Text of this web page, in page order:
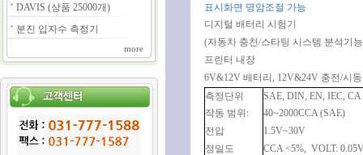
DAVIS (상품 25000개)
분진 입자수 측정기
more
표시화면 명암조절 가능
디지털 배터리 시험기
(자동차 충천/스타팅 시스템 분석기
프린터 내장
6V&12V 배터리, 12V&24V 충전/시
측정단위
SAE, DIN, EN, IEC, CA
작동 범위:
40~2000CCA (SAE)
전압
1.5V~30V
정밀도
CCA <5%, VOLT: